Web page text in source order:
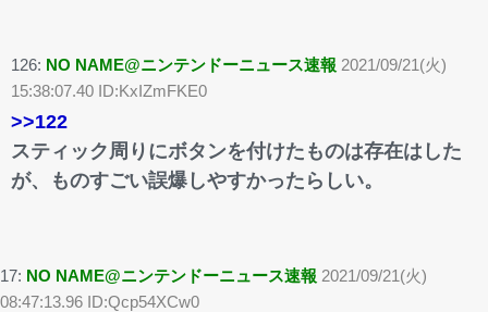
126: NO NAME@ニンテンドーニュース速報 2021/09/21(火)
15:38:07.40 ID:KxIZmFKE0
>>122
スティック周りにボタンを付けたものは存在はした
が、ものすごい誤爆しやすかったらしい。
17: NO NAME@ニンテンドーニュース速報 2021/09/21(火)
08:47:13.96 ID:Qcp54XCw0